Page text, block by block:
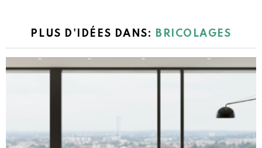
PLUS D'IDÉES DANS: BRICOLAGES